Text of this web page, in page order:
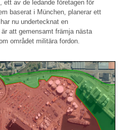
ett av de ledande företagen för
baserat i München, planerar ett
nu undertecknat en
att gemensamt främja nästa
området militära fordon.